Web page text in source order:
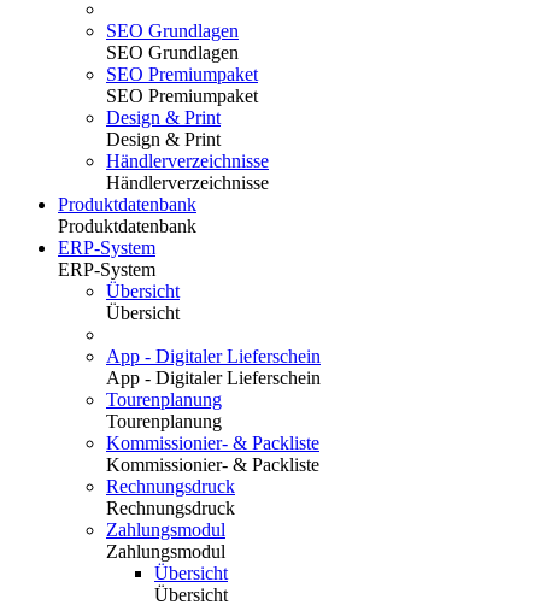
SEO Grundlagen
SEO Grundlagen
SEO Premiumpaket
SEO Premiumpaket
Design & Print
Design & Print
Händlerverzeichnisse
Händlerverzeichnisse
Produktdatenbank
Produktdatenbank
ERP-System
ERP-System
Übersicht
Übersicht
App - Digitaler Lieferschein
App - Digitaler Lieferschein
Tourenplanung
Tourenplanung
Kommissionier- & Packliste
Kommissionier- & Packliste
Rechnungsdruck
Rechnungsdruck
Zahlungsmodul
Zahlungsmodul
Übersicht
Übersicht